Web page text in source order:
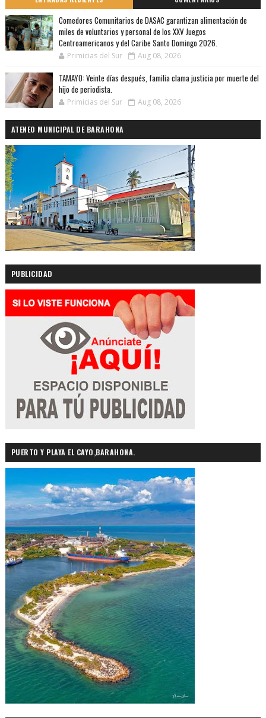
Comedores Comunitarios de DASAC garantizan alimentación de
miles de voluntarios y personal de los XXV Juegos
Centroamericanos y del Caribe Santo Domingo 2026.
Primicias del Sur Aug 08, 2026
TAMAYO: Veinte días después, familia clama justicia por muerte del
hijo de periodista.
Primicias del Sur Aug 08, 2026
ATENEO MUNICIPAL DE BARAHONA
PUBLICIDAD
PUERTO Y PLAYA EL CAYO,BARAHONA.